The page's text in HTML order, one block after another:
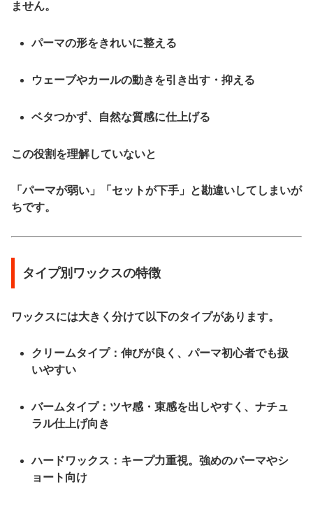
ません。
パーマの形をきれいに整える
ウェーブやカールの動きを引き出す・抑える
ベタつかず、自然な質感に仕上げる
この役割を理解していないと
「パーマが弱い」「セットが下手」と勘違いしてしまいが
ちです。
タイプ別ワックスの特徴
ワックスには大きく分けて以下のタイプがあります。
クリームタイプ：伸びが良く、パーマ初心者でも扱
いやすい
バームタイプ：ツヤ感・束感を出しやすく、ナチュ
ラル仕上げ向き
ハードワックス ：キープ力重視。強めのパーマやシ
ョート向け